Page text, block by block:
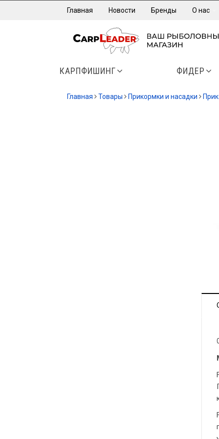
Главная Новости Бренды О нас
КАРПФИШИНГ ФИДЕР
Главная Товары Прикормки и насадки